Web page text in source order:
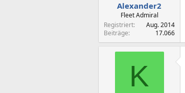
Alexander2
Fleet Admiral
Registriert
Aug. 2014
Beiträge
17.066
K